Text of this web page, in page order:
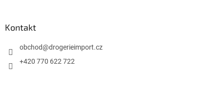
Kontakt
obchod@drogerieimport.cz
+420 770 622 722